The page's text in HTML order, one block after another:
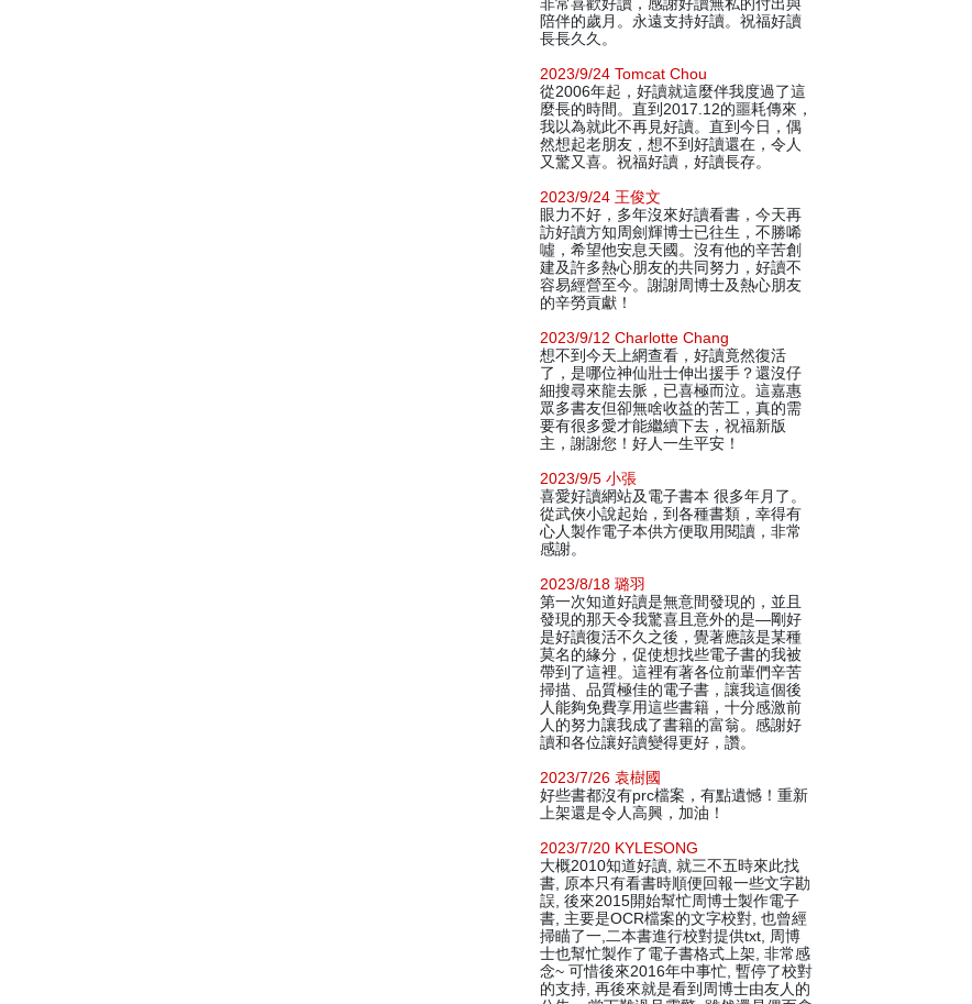
陪伴的歲月。永遠支持好讀。祝福好讀
長長久久。
2023/9/24 Tomcat Chou
從2006年起，好讀就這麼伴我度過了這
麼長的時間。直到2017.12的噩耗傳來，
我以為就此不再見好讀。直到今日，偶
然想起老朋友，想不到好讀還在，令人
又驚又喜。祝福好讀，好讀長存。
2023/9/24 王俊文
眼力不好，多年沒來好讀看書，今天再
訪好讀方知周劍輝博士已往生，不勝唏
噓，希望他安息天國。沒有他的辛苦創
建及許多熱心朋友的共同努力，好讀不
容易經營至今。謝謝周博士及熱心朋友
的辛勞貢獻！
2023/9/12 Charlotte Chang
想不到今天上網查看，好讀竟然復活
了，是哪位神仙壯士伸出援手？還沒仔
細搜尋來龍去脈，已喜極而泣。這嘉惠
眾多書友但卻無啥收益的苦工，真的需
要有很多愛才能繼續下去，祝福新版
主，謝謝您！好人一生平安！
2023/9/5 小張
喜愛好讀網站及電子書本 很多年月了。
從武俠小說起始，到各種書類，幸得有
心人製作電子本供方便取用閱讀，非常
感謝。
2023/8/18 璐羽
第一次知道好讀是無意間發現的，並且
發現的那天令我驚喜且意外的是—剛好
是好讀復活不久之後，覺著應該是某種
莫名的緣分，促使想找些電子書的我被
帶到了這裡。這裡有著各位前輩們辛苦
掃描、品質極佳的電子書，讓我這個後
人能夠免費享用這些書籍，十分感激前
人的努力讓我成了書籍的富翁。感謝好
讀和各位讓好讀變得更好，讚。
2023/7/26 袁樹國
好些書都沒有prc檔案，有點遺憾！重新
上架還是令人高興，加油！
2023/7/20 KYLESONG
大概2010知道好讀, 就三不五時來此找
書, 原本只有看書時順便回報一些文字勘
誤, 後來2015開始幫忙周博士製作電子
書, 主要是OCR檔案的文字校對, 也曾經
掃瞄了一,二本書進行校對提供txt, 周博
士也幫忙製作了電子書格式上架, 非常感
念~ 可惜後來2016年中事忙, 暫停了校對
的支持, 再後來就是看到周博士由友人的